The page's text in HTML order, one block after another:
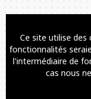
Ce site utilise des
fonctionnalités
l'intermédiaire de
cas nous